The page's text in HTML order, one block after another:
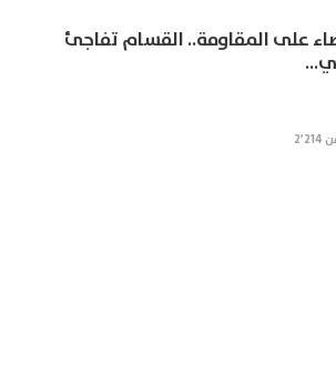
على المقاومة.. القسام تفاجئ